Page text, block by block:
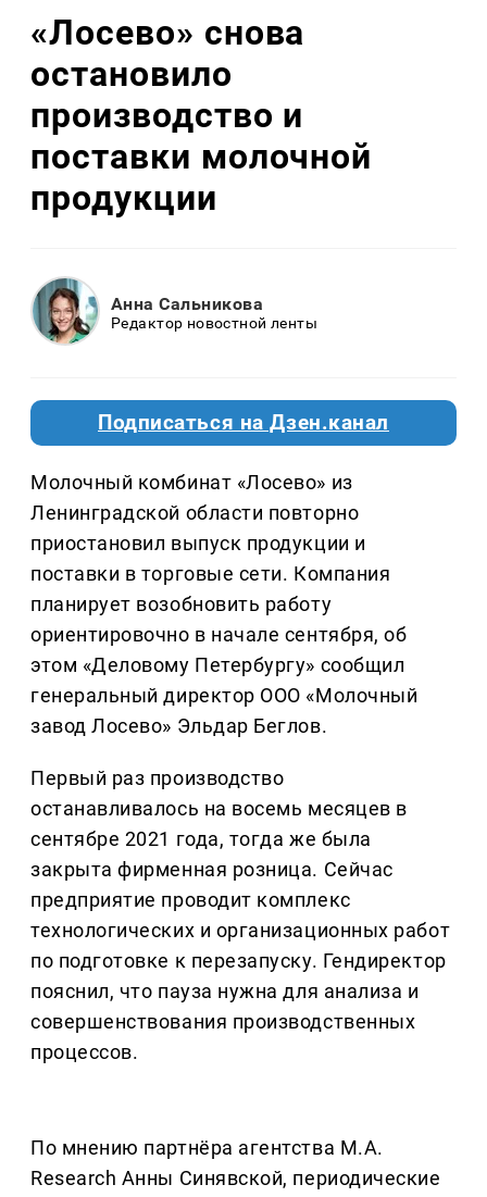
«Лосево» снова
остановило
производство и
поставки молочной
продукции
Анна Сальникова
Редактор новостной ленты
Подписаться на Дзен.канал
Молочный комбинат «Лосево» из
Ленинградской области повторно
приостановил выпуск продукции и
поставки в торговые сети. Компания
планирует возобновить работу
ориентировочно в начале сентября, об
этом «Деловому Петербургу» сообщил
генеральный директор ООО «Молочный
завод Лосево» Эльдар Беглов.
Первый раз производство
останавливалось на восемь месяцев в
сентябре 2021 года, тогда же была
закрыта фирменная розница. Сейчас
предприятие проводит комплекс
технологических и организационных работ
по подготовке к перезапуску. Гендиректор
пояснил, что пауза нужна для анализа и
совершенствования производственных
процессов.
По мнению партнёра агентства M.A.
Research Анны Синявской, периодические